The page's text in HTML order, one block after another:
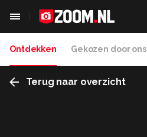
Ontdekken Gekozen door ons
Terug naar overzicht